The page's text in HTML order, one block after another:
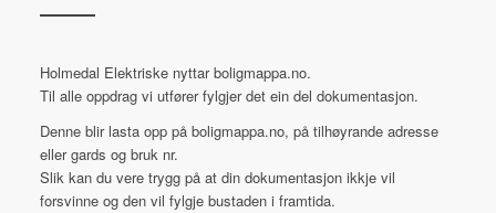
Holmedal Elektriske nyttar boligmappa.no.
Til alle oppdrag vi utfører fylgjer det ein del dokumentasjon.
Denne blir lasta opp på boligmappa.no, på tilhøyrande adresse
eller gards og bruk nr.
Slik kan du vere trygg på at din dokumentasjon ikkje vil
forsvinne og den vil fylgje bustaden i framtida.